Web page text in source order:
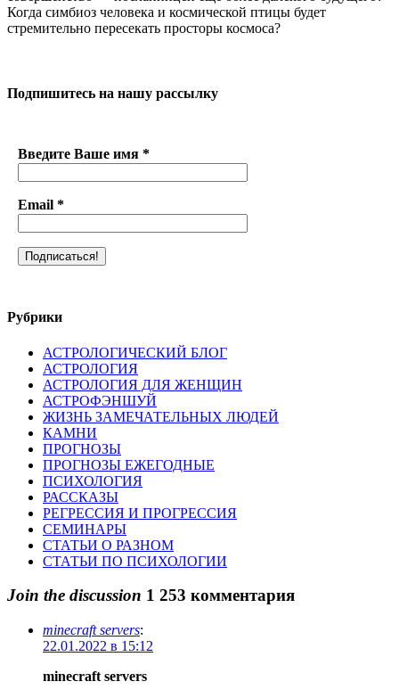
Когда симбиоз человека и космической птицы будет
стремительно пересекать просторы космоса?
Подпишитесь на нашу рассылку
Введите Ваше имя *
Email *
Рубрики
АСТРОЛОГИЧЕСКИЙ БЛОГ
АСТРОЛОГИЯ
АСТРОЛОГИЯ ДЛЯ ЖЕНЩИН
АСТРОФЭНШУЙ
ЖИЗНЬ ЗАМЕЧАТЕЛЬНЫХ ЛЮДЕЙ
КАМНИ
ПРОГНОЗЫ
ПРОГНОЗЫ ЕЖЕГОДНЫЕ
ПСИХОЛОГИЯ
РАССКАЗЫ
РЕГРЕССИЯ И ПРОГРЕССИЯ
СЕМИНАРЫ
СТАТЬИ О РАЗНОМ
СТАТЬИ ПО ПСИХОЛОГИИ
Join the discussion 1 253 комментария
minecraft servers:
22.01.2022 в 15:12
minecraft servers